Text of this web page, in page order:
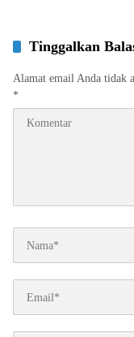
Tinggalkan
Alamat email Anda tidak
*